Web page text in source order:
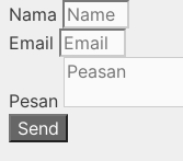
Nama
Email
Pesan
Send